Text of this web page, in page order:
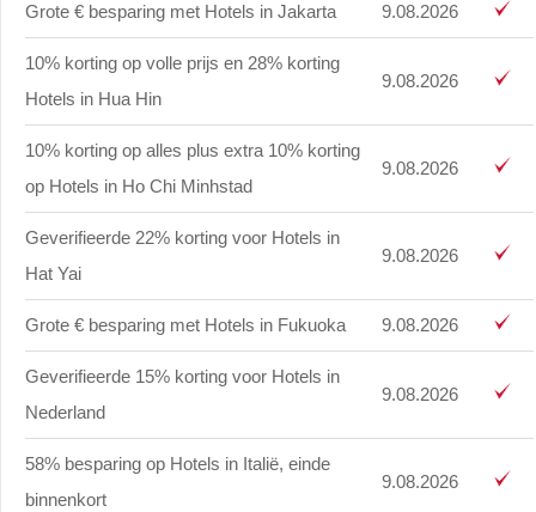
Grote € besparing met Hotels in Jakarta 9.08.2026
10% korting op volle prijs en 28% korting
Hotels in Hua Hin
9.08.2026
10% korting op alles plus extra 10% korting
op Hotels in Ho Chi Minhstad
9.08.2026
Geverifieerde 22% korting voor Hotels in
Hat Yai
9.08.2026
Grote € besparing met Hotels in Fukuoka 9.08.2026
Geverifieerde 15% korting voor Hotels in
Nederland
9.08.2026
58% besparing op Hotels in Italië, einde
binnenkort
9.08.2026